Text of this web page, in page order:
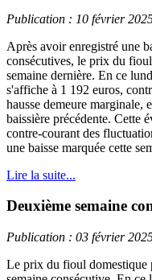
Publication : 10 février
Après avoir enregistré une
consécutives, le prix du
semaine dernière. En ce
s'affiche à 1 192 euros,
hausse demeure marginale,
baissière précédente. Cette
contre-courant des
une baisse marquée cette
Lire la suite...
Deuxième semaine
Publication : 03 février
Le prix du fioul domestique